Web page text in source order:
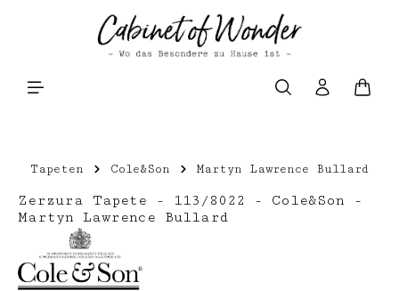
Zum Hauptinhalt springen
Tapeten Cole&Son Martyn Lawrence Bullard
Zerzura Tapete - 113/8022 - Cole&Son -
Martyn Lawrence Bullard